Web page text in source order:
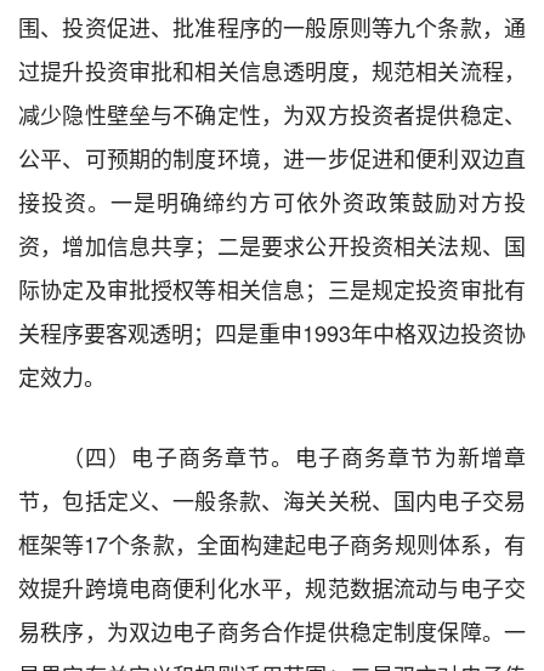
围、投资促进、批准程序的一般原则等九个条款，通
过提升投资审批和相关信息透明度，规范相关流程，
减少隐性壁垒与不确定性，为双方投资者提供稳定、
公平、可预期的制度环境，进一步促进和便利双边直
接投资。一是明确缔约方可依外资政策鼓励对方投
资，增加信息共享；二是要求公开投资相关法规、国
际协定及审批授权等相关信息；三是规定投资审批有
关程序要客观透明；四是重申1993年中格双边投资协
定效力。
（四）电子商务章节。电子商务章节为新增章
节，包括定义、一般条款、海关关税、国内电子交易
框架等17个条款，全面构建起电子商务规则体系，有
效提升跨境电商便利化水平，规范数据流动与电子交
易秩序，为双边电子商务合作提供稳定制度保障。一